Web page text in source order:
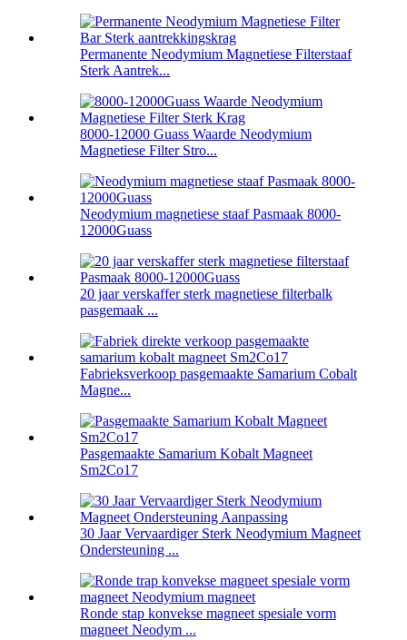
Permanente Neodymium Magnetiese Filterstaaf
Sterk Aantrek...
8000-12000 Guass Waarde Neodymium
Magnetiese Filter Stro...
Neodymium magnetiese staaf Pasmaak 8000-
12000Guass
20 jaar verskaffer sterk magnetiese filterbalk
pasgemaak ...
Fabrieksverkoop pasgemaakte Samarium Cobalt
Magne...
Pasgemaakte Samarium Kobalt Magneet
Sm2Co17
30 Jaar Vervaardiger Sterk Neodymium Magneet
Ondersteuning ...
Ronde stap konvekse magneet spesiale vorm
magneet Neodym ...